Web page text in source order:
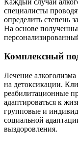
специалисты
определить степень
На основе
Комплексный
Лечение
на детоксикации.
реабилитационные
адаптироваться к
групповые и
социальной
выздоровления.